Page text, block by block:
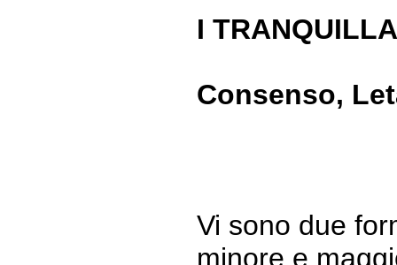
I
Consenso,
Vi sono due
minore e